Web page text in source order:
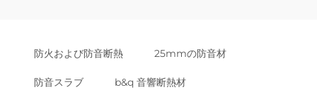
防火および防音断熱 25mmの防音材
防音スラブ b&q 音響断熱材